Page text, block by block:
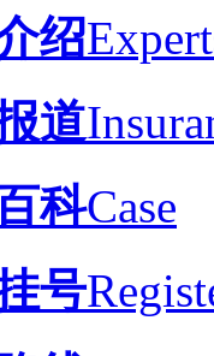
绍
道
科Case
号